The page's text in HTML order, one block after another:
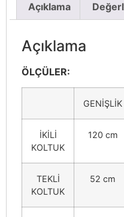
Açıklama
Açıklama
ÖLÇÜLER:
GENİŞLİK
İKİLİ
KOLTUK
120 cm
TEKLİ
KOLTUK
52 cm